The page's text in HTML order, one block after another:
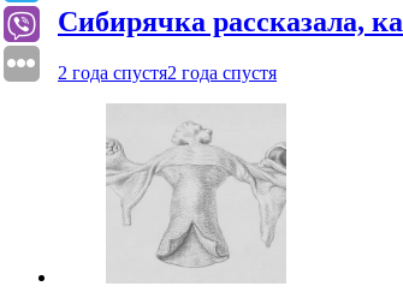
Сибирячка рассказала,
2 года спустя2 года спустя